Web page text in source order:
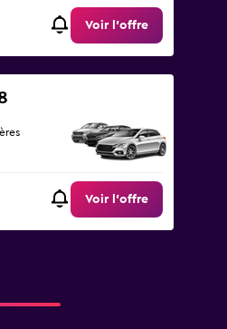
Voir l’offre
Voir l’offre